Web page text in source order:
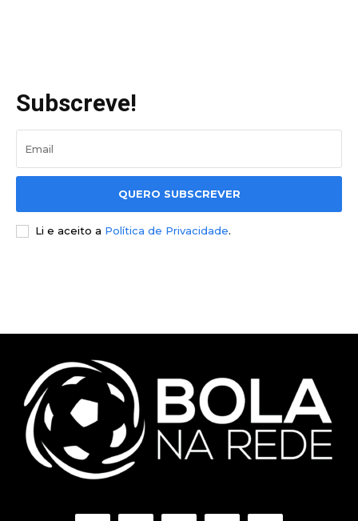
Subscreve!
QUERO SUBSCREVER
Li e aceito a Política de Privacidade.